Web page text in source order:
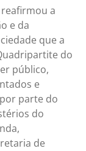
reafirmou a
e da
que a
do
público,
e
parte do
do
de